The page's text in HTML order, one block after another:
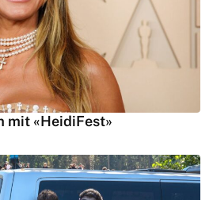
mit «HeidiFest»